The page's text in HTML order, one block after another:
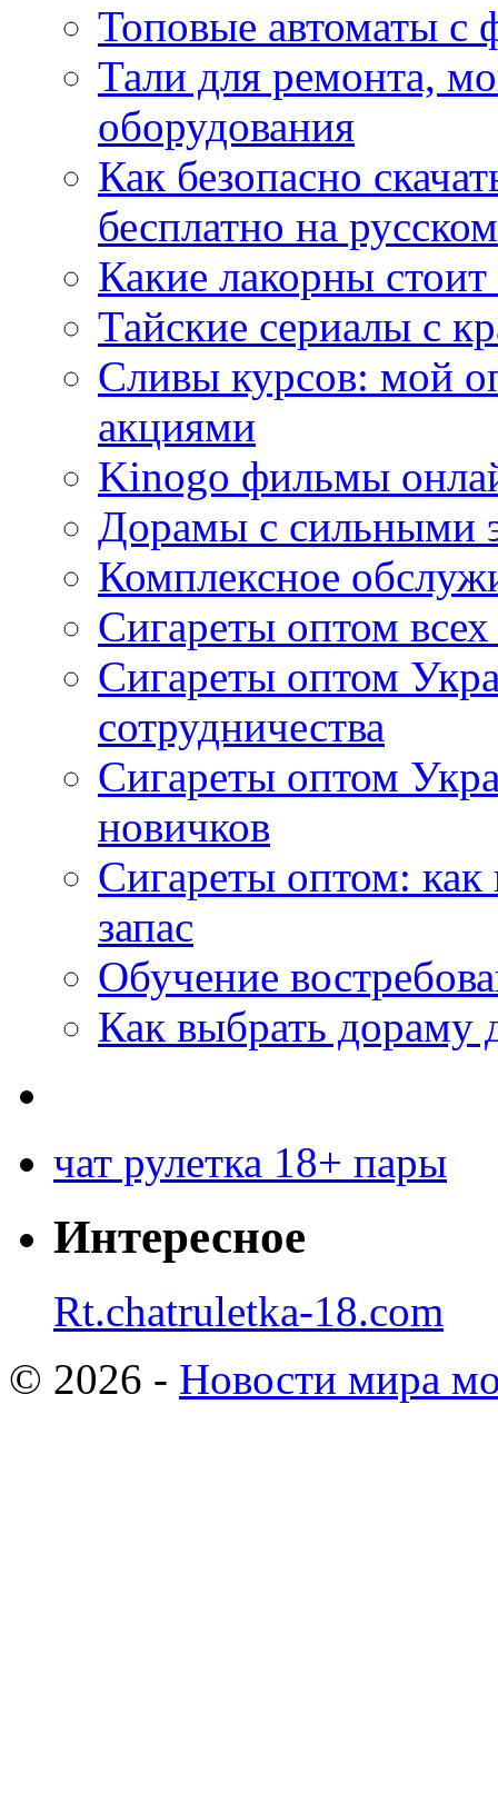
Топовые автоматы с
Тали для ремонта,
оборудования
Как безопасно
бесплатно на
Какие лакорны
Тайские сериалы с
Сливы курсов: мой
акциями
Kinogo фильмы
Дорамы с сильными
Комплексное
Сигареты оптом
Сигареты оптом
сотрудничества
Сигареты оптом
новичков
Сигареты оптом:
запас
Обучение
Как выбрать дораму
чат рулетка 18+ пары
Интересное
Rt.chatruletka-18.com
© 2026 - Новости мира